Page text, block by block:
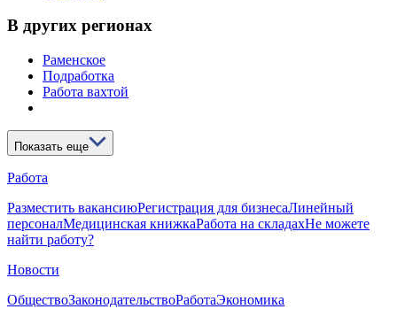
В других регионах
Раменское
Подработка
Работа вахтой
Показать еще
Работа
Разместить вакансиюРегистрация для бизнесаЛинейный
персоналМедицинская книжкаРабота на складахНе можете
найти работу?
Новости
ОбществоЗаконодательствоРаботаЭкономика